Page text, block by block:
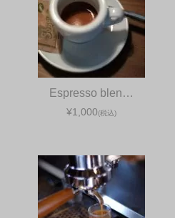
Espresso blen…
¥1,000(税込)